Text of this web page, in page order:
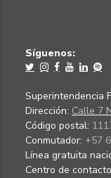
Síguenos:
Superintendencia
Dirección: Calle 7
Código postal:
Conmutador: +57
Línea gratuita
Centro de